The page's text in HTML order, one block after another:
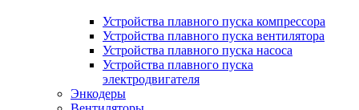
Устройства плавного пуска компрессора
Устройства плавного пуска вентилятора
Устройства плавного пуска насоса
Устройства плавного пуска
электродвигателя
Энкодеры